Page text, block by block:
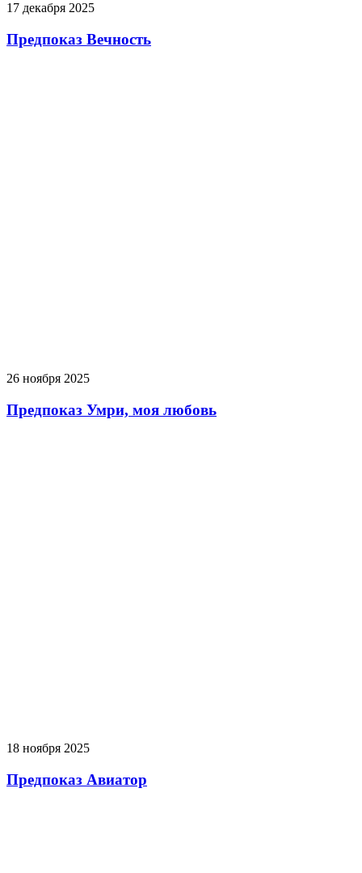
17 декабря 2025
Предпоказ Вечность
26 ноября 2025
Предпоказ Умри, моя любовь
18 ноября 2025
Предпоказ Авиатор